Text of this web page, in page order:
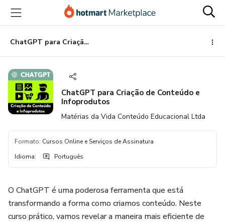
para
conteúdo
principal
para
pagamento
para
rodapé
ChatGPT para Criação de Conteúdo e Infoprodutos
ChatGPT para Criação de Conteúdo e
Infoprodutos
Matérias da Vida Conteúdo Educacional Ltda
Formato: Cursos Online e Serviços de Assinatura
Idioma: Português
O ChatGPT é uma poderosa ferramenta que está
transformando a forma como criamos conteúdo. Neste
curso prático, vamos revelar a maneira mais eficiente de